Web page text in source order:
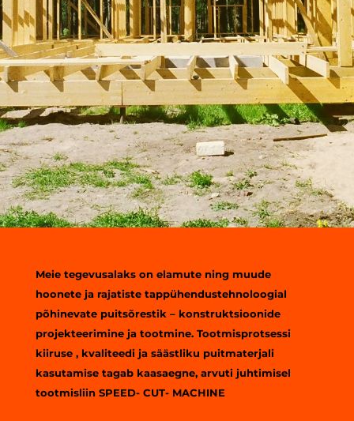
Meie tegevusalaks on elamute ning muude
hoonete ja rajatiste tappühendustehnoloogial
põhinevate puitsõrestik – konstruktsioonide
projekteerimine ja tootmine. Tootmisprotsessi
kiiruse , kvaliteedi ja säästliku puitmaterjali
kasutamise tagab kaasaegne, arvuti juhtimisel
tootmisliin SPEED- CUT- MACHINE